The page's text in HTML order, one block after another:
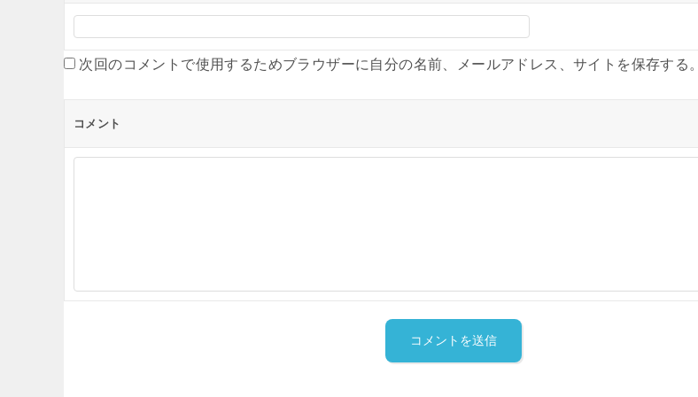
シ
ョ
ン次回のコメントで使用するためブラウザーに自分の名前、メールアドレス、サイトを保存する。
コメント